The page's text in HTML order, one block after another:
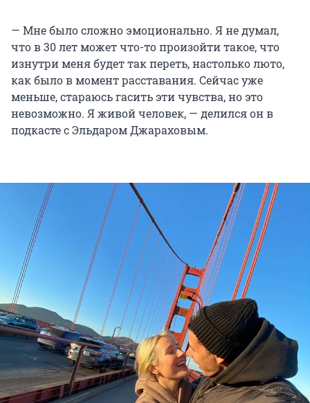
— Мне было сложно эмоционально. Я не думал,
что в 30 лет может что-то произойти такое, что
изнутри меня будет так переть, настолько люто,
как было в момент расставания. Сейчас уже
меньше, стараюсь гасить эти чувства, но это
невозможно. Я живой человек, — делился он в
подкасте с Эльдаром Джараховым.